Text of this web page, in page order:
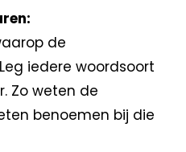
de
iedere woordsoort
Zo weten de
benoemen bij die